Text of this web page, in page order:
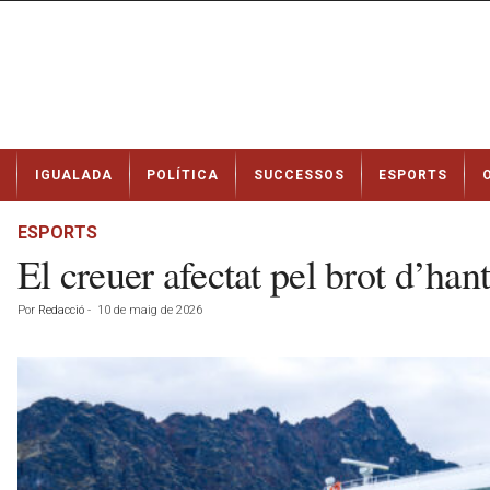
t
IGUALADA POLÍTICA SUCCESSOS ESPORTS
ESPORTS
El creuer afectat pel brot
Por Redacció - 10 de maig de 2026